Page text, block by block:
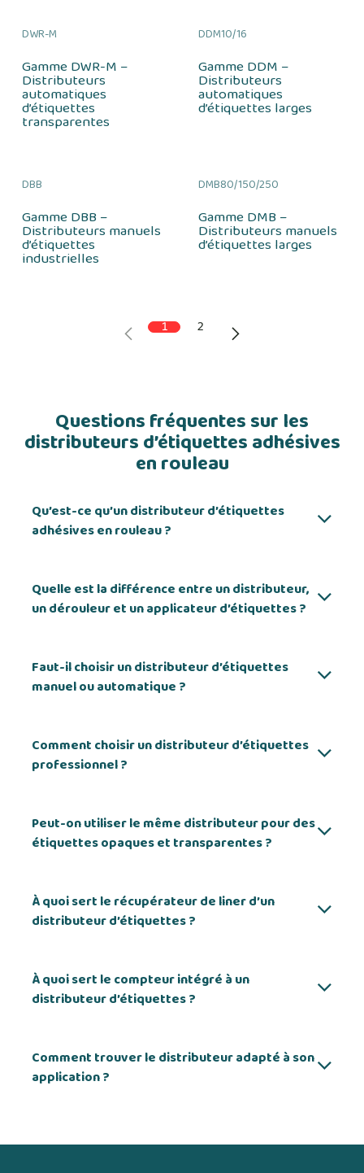
DWR-M
Gamme DWR-M –
Distributeurs
automatiques
d’étiquettes
transparentes
DDM10/16
Gamme DDM –
Distributeurs
automatiques
d’étiquettes larges
DBB
Gamme DBB –
Distributeurs manuels
d’étiquettes
industrielles
DMB80/150/250
Gamme DMB –
Distributeurs manuels
d’étiquettes larges
1 2
Questions fréquentes sur les
distributeurs d’étiquettes adhésives
en rouleau
Qu’est-ce qu’un distributeur d’étiquettes
adhésives en rouleau ?
Quelle est la différence entre un distributeur,
un dérouleur et un applicateur d’étiquettes ?
Faut-il choisir un distributeur d’étiquettes
manuel ou automatique ?
Comment choisir un distributeur d’étiquettes
professionnel ?
Peut-on utiliser le même distributeur pour des
étiquettes opaques et transparentes ?
À quoi sert le récupérateur de liner d’un
distributeur d’étiquettes ?
À quoi sert le compteur intégré à un
distributeur d’étiquettes ?
Comment trouver le distributeur adapté à son
application ?